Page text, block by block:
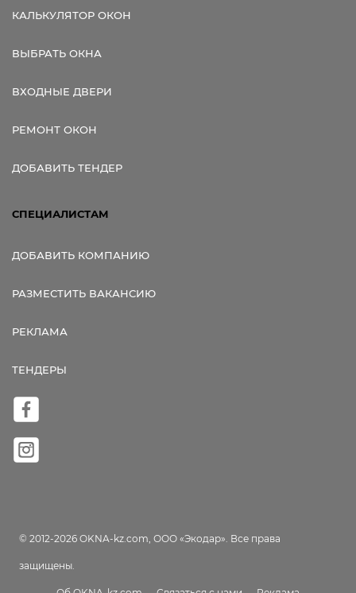
КАЛЬКУЛЯТОР ОКОН
ВЫБРАТЬ ОКНА
ВХОДНЫЕ ДВЕРИ
РЕМОНТ ОКОН
ДОБАВИТЬ ТЕНДЕР
СПЕЦИАЛИСТАМ
ДОБАВИТЬ КОМПАНИЮ
РАЗМЕСТИТЬ ВАКАНСИЮ
РЕКЛАМА
ТЕНДЕРЫ
© 2012-2026 OKNA-kz.com, ООО «Экодар». Все права
защищены.